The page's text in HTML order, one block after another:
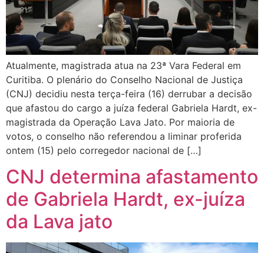
Atualmente, magistrada atua na 23ª Vara Federal em
Curitiba. O plenário do Conselho Nacional de Justiça
(CNJ) decidiu nesta terça-feira (16) derrubar a decisão
que afastou do cargo a juíza federal Gabriela Hardt, ex-
magistrada da Operação Lava Jato. Por maioria de
votos, o conselho não referendou a liminar proferida
ontem (15) pelo corregedor nacional de […]
CNJ determina afastamento
de Gabriela Hardt, ex-juíza
da Lava jato